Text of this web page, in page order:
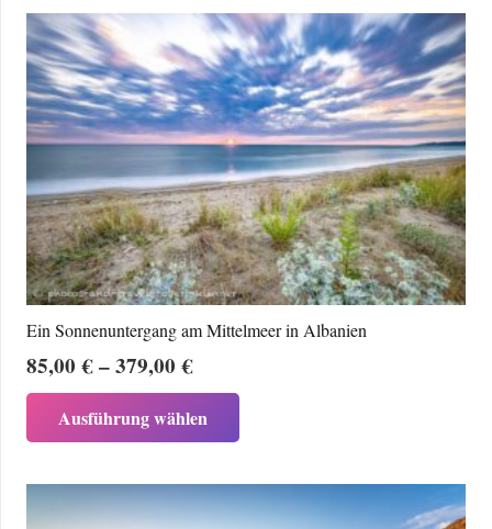
mehrere
Varianten
auf.
Die
Optionen
können
auf
der
Produktseite
gewählt
werden
Ein Sonnenuntergang am Mittelmeer in Albanien
85,00€–379,00€Preisspanne:
85,00 €
bis
379,00 €
Ausführung wählen
mehrere
Varianten